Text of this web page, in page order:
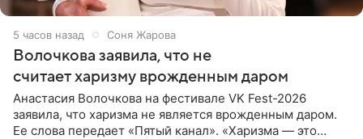
5 часов назад Соня Жарова
Волочкова заявила, что не
считает харизму врожденным даром
Анастасия Волочкова на фестивале VK Fest-2026
заявила, что харизма не является врожденным даром.
Ее слова передает «Пятый канал». «Харизма — это